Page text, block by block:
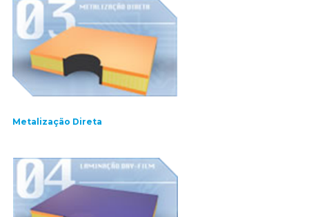
Metalização Direta